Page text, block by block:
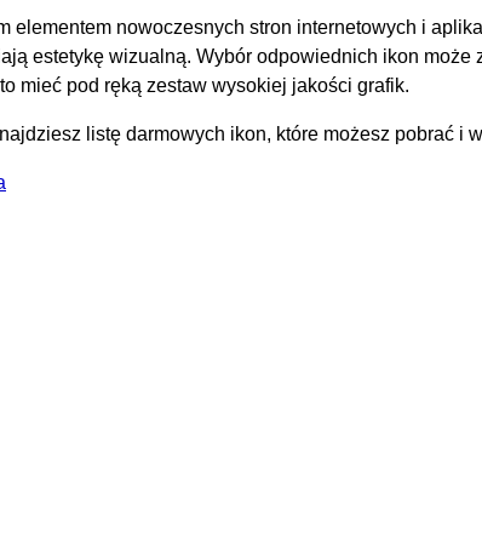
elementem nowoczesnych stron internetowych i
estetykę wizualną. Wybór odpowiednich ikon może
mieć pod ręką zestaw wysokiej jakości grafik.
listę darmowych ikon, które możesz pobrać i